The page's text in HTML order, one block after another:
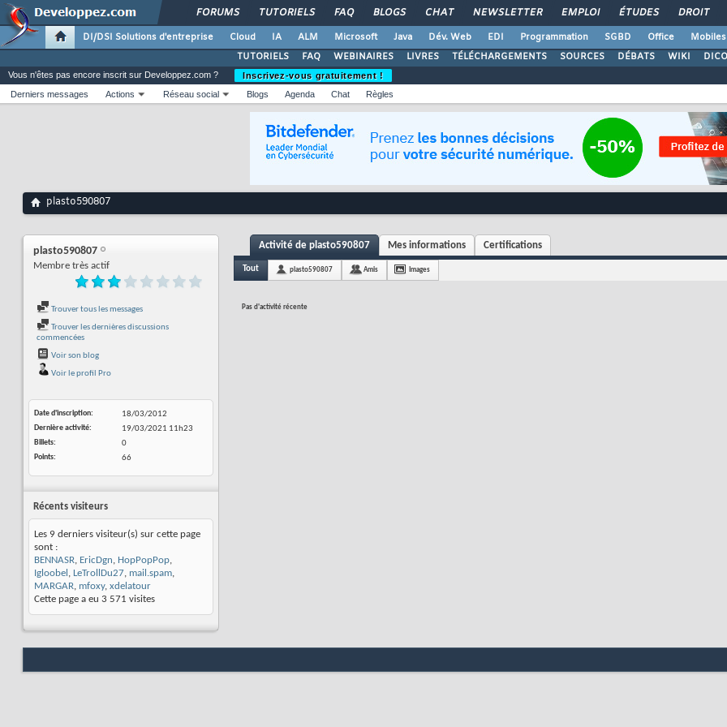
FORUMS TUTORIELS FAQ BLOGS CHAT NEWSLETTER EMPLOI ÉTUDES DROIT
DI/DSI Solutions d'entreprise Cloud IA ALM Microsoft Java Dév. Web EDI Programmation SGBD Office Mobiles
TUTORIELS
FAQ WEBINAIRES LIVRES TÉLÉCHARGEMENTS SOURCES DÉBATS WIKI DICO
Vous n'êtes pas encore inscrit sur Developpez.com ?
Inscrivez-vous gratuitement !
Derniers messages
Actions Réseau social Blogs Agenda Chat Règles
plasto590807
plasto590807
Membre très actif
Trouver tous les messages
Trouver les dernières discussions
commencées
Voir son blog
Voir le profil Pro
Date d'inscription
18/03/2012
Dernière activité
19/03/2021 11h23
Billets
0
Points
66
Récents visiteurs
Les 9 derniers visiteur(s) sur cette page
sont :
BENNASR, EricDgn, HopPopPop,
Igloobel , LeTrollDu27, mail.spam,
MARGAR, mfoxy, xdelatour
Cette page a eu 3 571 visites
Activité de plasto590807 Mes informations Certifications
Tout plasto590807 Amis Images
Pas d'activité récente